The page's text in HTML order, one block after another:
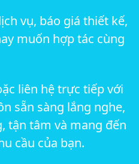
vụ, báo giá thiết kế,
muốn hợp tác cùng
liên hệ trực tiếp với
sẵn sàng lắng nghe,
tận tâm và mang đến
cầu của bạn.